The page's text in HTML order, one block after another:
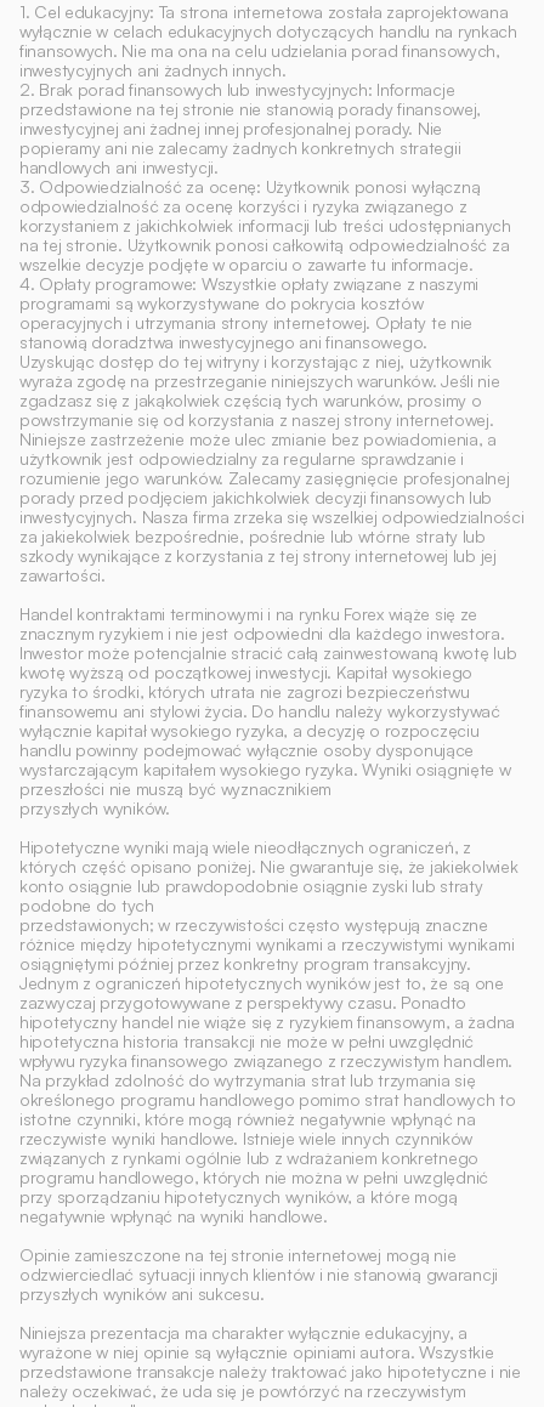
1. Cel edukacyjny: Ta strona internetowa została zaprojektowana
wyłącznie w celach edukacyjnych dotyczących handlu na rynkach
finansowych. Nie ma ona na celu udzielania porad finansowych,
inwestycyjnych ani żadnych innych.
2. Brak porad finansowych lub inwestycyjnych: Informacje
przedstawione na tej stronie nie stanowią porady finansowej,
inwestycyjnej ani żadnej innej profesjonalnej porady. Nie
popieramy ani nie zalecamy żadnych konkretnych strategii
handlowych ani inwestycji.
3. Odpowiedzialność za ocenę: Użytkownik ponosi wyłączną
odpowiedzialność za ocenę korzyści i ryzyka związanego z
korzystaniem z jakichkolwiek informacji lub treści udostępnianych
na tej stronie. Użytkownik ponosi całkowitą odpowiedzialność za
wszelkie decyzje podjęte w oparciu o zawarte tu informacje.
4. Opłaty programowe: Wszystkie opłaty związane z naszymi
programami są wykorzystywane do pokrycia kosztów
operacyjnych i utrzymania strony internetowej. Opłaty te nie
stanowią doradztwa inwestycyjnego ani finansowego.
Uzyskując dostęp do tej witryny i korzystając z niej, użytkownik
wyraża zgodę na przestrzeganie niniejszych warunków. Jeśli nie
zgadzasz się z jakąkolwiek częścią tych warunków, prosimy o
powstrzymanie się od korzystania z naszej strony internetowej.
Niniejsze zastrzeżenie może ulec zmianie bez powiadomienia, a
użytkownik jest odpowiedzialny za regularne sprawdzanie i
rozumienie jego warunków. Zalecamy zasięgnięcie profesjonalnej
porady przed podjęciem jakichkolwiek decyzji finansowych lub
inwestycyjnych. Nasza firma zrzeka się wszelkiej odpowiedzialności
za jakiekolwiek bezpośrednie, pośrednie lub wtórne straty lub
szkody wynikające z korzystania z tej strony internetowej lub jej
zawartości.
Handel kontraktami terminowymi i na rynku Forex wiąże się ze
znacznym ryzykiem i nie jest odpowiedni dla każdego inwestora.
Inwestor może potencjalnie stracić całą zainwestowaną kwotę lub
kwotę wyższą od początkowej inwestycji. Kapitał wysokiego
ryzyka to środki, których utrata nie zagrozi bezpieczeństwu
finansowemu ani stylowi życia. Do handlu należy wykorzystywać
wyłącznie kapitał wysokiego ryzyka, a decyzję o rozpoczęciu
handlu powinny podejmować wyłącznie osoby dysponujące
wystarczającym kapitałem wysokiego ryzyka. Wyniki osiągnięte w
przeszłości nie muszą być wyznacznikiem
przyszłych wyników.
Hipotetyczne wyniki mają wiele nieodłącznych ograniczeń, z
których część opisano poniżej. Nie gwarantuje się, że jakiekolwiek
konto osiągnie lub prawdopodobnie osiągnie zyski lub straty
podobne do tych
przedstawionych; w rzeczywistości często występują znaczne
różnice między hipotetycznymi wynikami a rzeczywistymi wynikami
osiągniętymi później przez konkretny program transakcyjny.
Jednym z ograniczeń hipotetycznych wyników jest to, że są one
zazwyczaj przygotowywane z perspektywy czasu. Ponadto
hipotetyczny handel nie wiąże się z ryzykiem finansowym, a żadna
hipotetyczna historia transakcji nie może w pełni uwzględnić
wpływu ryzyka finansowego związanego z rzeczywistym handlem.
Na przykład zdolność do wytrzymania strat lub trzymania się
określonego programu handlowego pomimo strat handlowych to
istotne czynniki, które mogą również negatywnie wpłynąć na
rzeczywiste wyniki handlowe. Istnieje wiele innych czynników
związanych z rynkami ogólnie lub z wdrażaniem konkretnego
programu handlowego, których nie można w pełni uwzględnić
przy sporządzaniu hipotetycznych wyników, a które mogą
negatywnie wpłynąć na wyniki handlowe.
Opinie zamieszczone na tej stronie internetowej mogą nie
odzwierciedlać sytuacji innych klientów i nie stanowią gwarancji
przyszłych wyników ani sukcesu.
Niniejsza prezentacja ma charakter wyłącznie edukacyjny, a
wyrażone w niej opinie są wyłącznie opiniami autora. Wszystkie
przedstawione transakcje należy traktować jako hipotetyczne i nie
należy oczekiwać, że uda się je powtórzyć na rzeczywistym